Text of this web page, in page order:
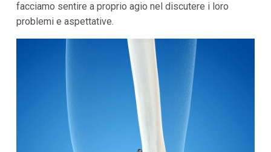
facciamo sentire a proprio agio nel discutere i loro
problemi e aspettative.